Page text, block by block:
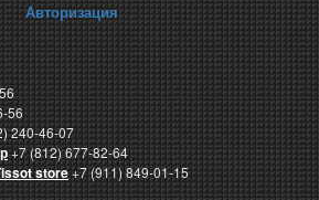
Авторизация
56
240-46-07
+7 (812) 677-82-64
store+7 (911) 849-01-15